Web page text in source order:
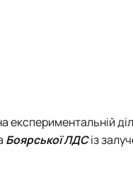
експериментальній
Боярської ЛДСіз